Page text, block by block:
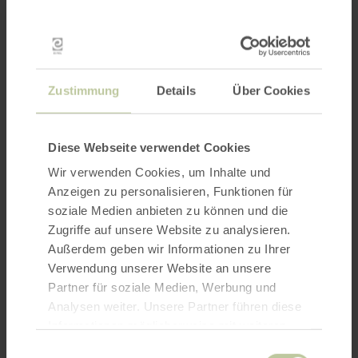
Zustimmung Details Über Cookies
Diese Webseite verwendet Cookies
Wir verwenden Cookies, um Inhalte und
Anzeigen zu personalisieren, Funktionen für
soziale Medien anbieten zu können und die
Zugriffe auf unsere Website zu analysieren.
Außerdem geben wir Informationen zu Ihrer
Verwendung unserer Website an unsere
Partner für soziale Medien, Werbung und
Analysen weiter. Unsere Partner führen diese
Anmeldungen:
+49 (0) 175 / 50 58 419
info@Qigong-International.eu
www.qigong-international.eu
Seminargebühren:
Qigong für Anfänger*innen / Fortgeschrittene
mit Klosterführung und Wanderung
Gesamtkosten 523,- € inkl. MwSt. je Seminar
und Person
290,- € Seminargebühren
15,- € Wanderführung
30,- € Tagungsraumpauschale
188,- € *Kost und Logis in der Abtei Maria Laach